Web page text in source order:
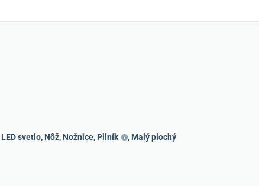
LED svetlo, Nôž, Nožnice, Pilník , Malý plochý